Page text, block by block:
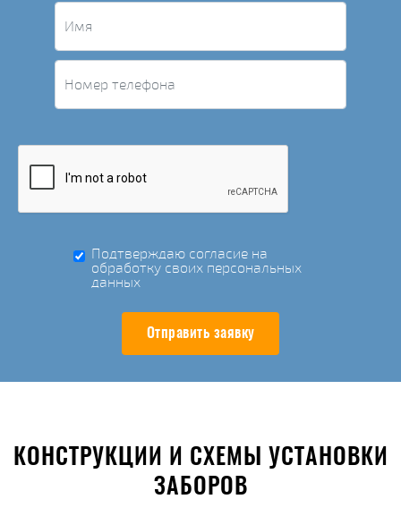
Подтверждаю согласие на
обработку своих персональных
данных
Отправить заявку
КОНСТРУКЦИИ И СХЕМЫ УСТАНОВКИ
ЗАБОРОВ